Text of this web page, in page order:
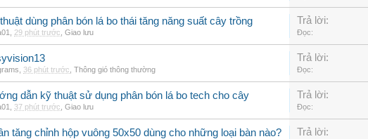
dùng phân bón lá bo thái tăng năng suất cây trồng
29 phút trước Giao lưu
Trả lời:
Đọc:
36 phút trước Thông gió thông thường
Trả lời:
Đọc:
dẫn kỹ thuật sử dụng phân bón lá bo tech cho cây
37 phút trước Giao lưu
Trả lời:
Đọc:
tăng chỉnh hộp vuông 50x50 dùng cho những loại bàn nào? Trả lời: